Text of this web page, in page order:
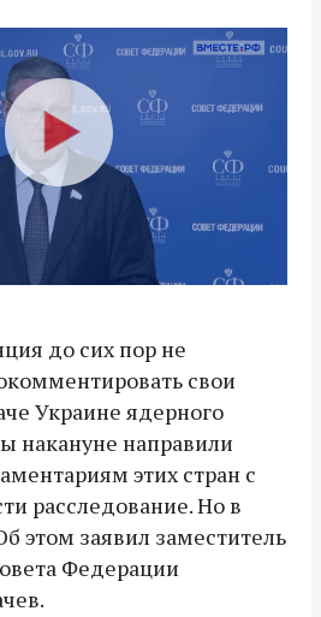
до сих пор не
свои
Украине ядерного
накануне направили
этих стран с
расследование. Но в
этом заявил заместитель
Федерации